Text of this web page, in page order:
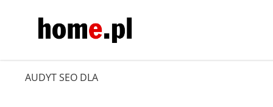
AUDYT SEO DLA